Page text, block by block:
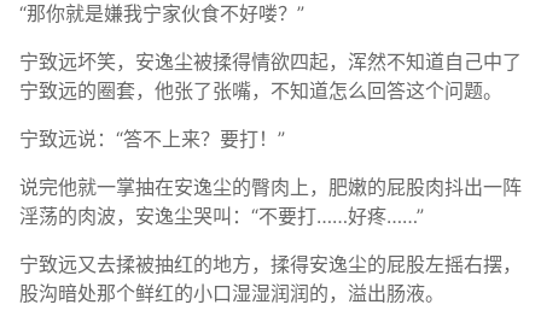
“那你就是嫌我宁家伙食不好喽？”
宁致远坏笑，安逸尘被揉得情欲四起，浑然不知道自己中了
宁致远的圈套，他张了张嘴，不知道怎么回答这个问题。
宁致远说：“答不上来？要打！”
说完他就一掌抽在安逸尘的臀肉上，肥嫩的屁股肉抖出一阵
淫荡的肉波，安逸尘哭叫：“不要打……好疼……”
宁致远又去揉被抽红的地方，揉得安逸尘的屁股左摇右摆，
股沟暗处那个鲜红的小口湿湿润润的，溢出肠液。